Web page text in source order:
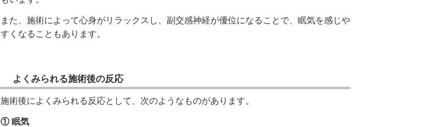
また、施術によって心身がリラックスし、副交感神経が優位になることで、眠気を感じや
すくなることもあります。
よくみられる施術後の反応
施術後によくみられる反応として、次のようなものがあります。
① 眠気